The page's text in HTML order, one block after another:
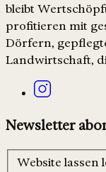
bleibt
profitieren mit
Dörfern,
Landwirtschaft,
Newsletter
Website lassen